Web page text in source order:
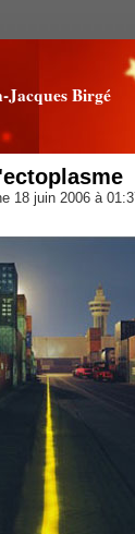
Jacques Birgé
18 juin 2006 à